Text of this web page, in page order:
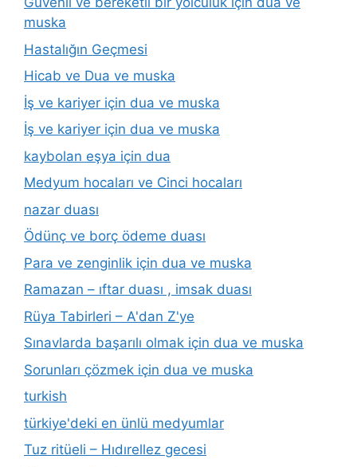
muska
Hastalığın Geçmesi
Hicab ve Dua ve muska
İş ve kariyer için dua ve muska
İş ve kariyer için dua ve muska
kaybolan eşya için dua
Medyum hocaları ve Cinci hocaları
nazar duası
Ödünç ve borç ödeme duası
Para ve zenginlik için dua ve muska
Ramazan – ıftar duası , imsak duası
Rüya Tabirleri – A'dan Z'ye
Sınavlarda başarılı olmak için dua ve muska
Sorunları çözmek için dua ve muska
turkish
türkiye'deki en ünlü medyumlar
Tuz ritüeli – Hıdırellez gecesi